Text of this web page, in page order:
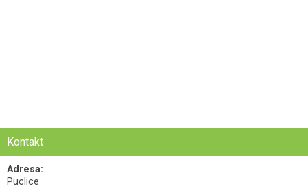
Kontakt
Adresa:
Puclice